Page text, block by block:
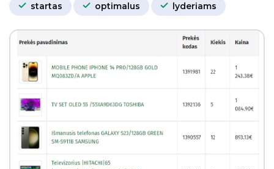
startas optimalus lyderiams